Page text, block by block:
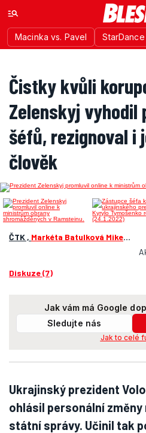
Macinka vs. Pavel StarDance
Čistky kvůli
Zelenskyj vyhodil
šéfů, rezignoval i
člověk
ČTK , Markéta Batulková Mikešová
Diskuze (7)
Jak vám má Google
Sledujte nás
Jak to celé
Ukrajinský prezident
ohlásil personální změny
státní správy. Učinil tak